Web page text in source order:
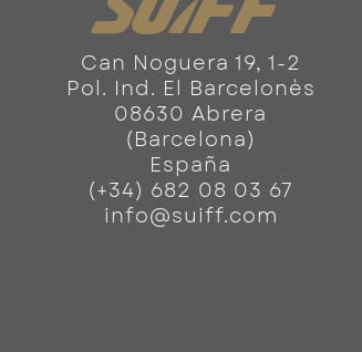
Can Noguera 19, 1-2
Pol. Ind. El Barcelonès
08630 Abrera
(Barcelona)
España
(+34) 682 08 03 67
info@suiff.com